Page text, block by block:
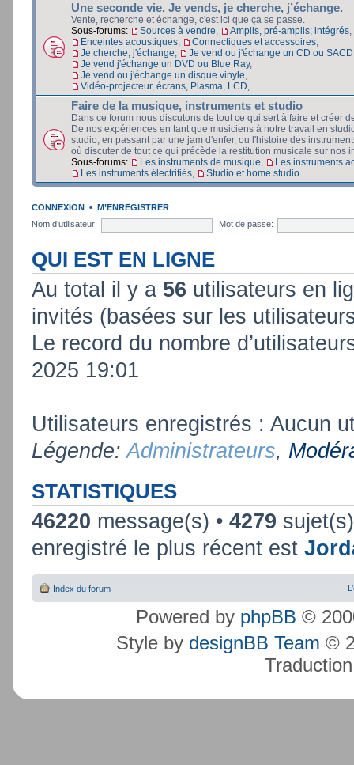
Une seconde vie. Je vends, je cherche, j’échange.
Vente, recherche et échange, c'est ici que ça se passe.
Sous-forums:
Sources à vendre Amplis, pré-amplis; intégrés
Enceintes acoustiques
Connectiques et accessoires
Je cherche, j'échange
Je vend ou j'échange un CD ou SACD
Je vend j'échange un DVD ou Blue Ray,
Je vend ou j'échange un disque vinyle
Vidéo-projecteur, écrans, Plasma, LCD,...
Faire de la musique, instruments et studio
Dans ce forum nous discutons de tout ce qui sert à faire et créer
De nos expériences en tant que musiciens à notre travail en
studio, en passant par une jam d'enfer, ou l'histoire des
où discuter de tout ce qui précède la restitution musicale sur nos
Sous-forums:
Les instruments de musique
Les instruments
Les instruments électrifiés
Studio et home studio
CONNEXION • M’ENREGISTRER
Nom d’utilisateur:
Mot de passe:
QUI EST EN LIGNE
Au total il y a 56 utilisateurs en
invités (basées sur les
Le record du nombre
2025 19:01
Utilisateurs enregistrés : Aucun
Légende:Administrateurs,
STATISTIQUES
46220 message(s) • 4279
enregistré le plus récent est
Index du forum
Powered by phpBB ©
Style by designBB Team ©